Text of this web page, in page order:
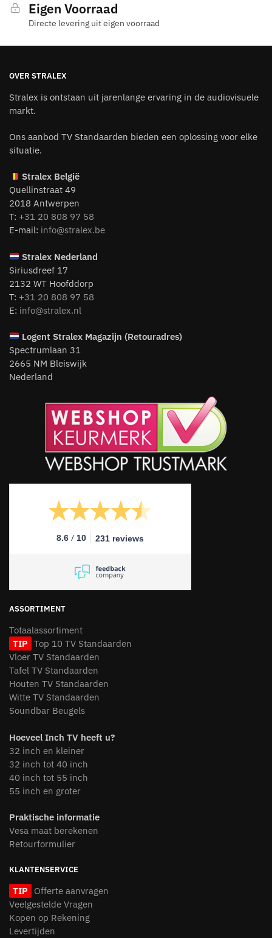
Eigen Voorraad
Directe levering uit eigen voorraad
OVER STRALEX
Stralex is ontstaan uit jarenlange ervaring in de audiovisuele
markt.
Ons aanbod TV Standaarden bieden een oplossing voor elke
situatie.
Stralex België
Quellinstraat 49
2018 Antwerpen
T: +31 20 808 97 58
E-mail: info@stralex.be
Stralex Nederland
Siriusdreef 17
2132 WT Hoofddorp
T: +31 20 808 97 58
E: info@stralex.nl
LogentStralex Magazijn (Retouradres)
Spectrumlaan 31
2665 NM Bleiswijk
Nederland
8.6 / 10 231 reviews
ASSORTIMENT
Totaalassortiment
TIP Top 10 TV Standaarden
Vloer TV Standaarden
Tafel TV Standaarden
Houten TV Standaarden
Witte TV Standaarden
Soundbar Beugels
Hoeveel Inch TV heeft u?
32 inch en kleiner
32 inch tot 40 inch
40 inch tot 55 inch
55 inch en groter
Praktische informatie
Vesa maat berekenen
Retourformulier
KLANTENSERVICE
TIP
Offerte aanvragen
Veelgestelde Vragen
Kopen op Rekening
Levertijden